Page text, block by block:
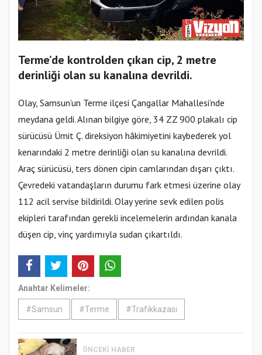
Terme’de kontrolden çıkan cip, 2 metre
derinliği olan su kanalına devrildi.
Olay, Samsun’un Terme ilçesi Çangallar Mahallesi’nde
meydana geldi. Alınan bilgiye göre, 34 ZZ 900 plakalı cip
sürücüsü Ümit Ç. direksiyon hâkimiyetini kaybederek yol
kenarındaki 2 metre derinliği olan su kanalına devrildi.
Araç sürücüsü, ters dönen cipin camlarından dışarı çıktı.
Çevredeki vatandaşların durumu fark etmesi üzerine olay
112 acil servise bildirildi. Olay yerine sevk edilen polis
ekipleri tarafından gerekli incelemelerin ardından kanala
düşen cip, vinç yardımıyla sudan çıkartıldı.
Anahtar Kelimeler:
#Samsun #Terme #Trafikkazası
ÖNCEKI HABER